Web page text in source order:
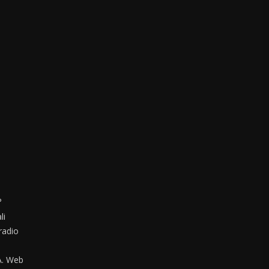
Web